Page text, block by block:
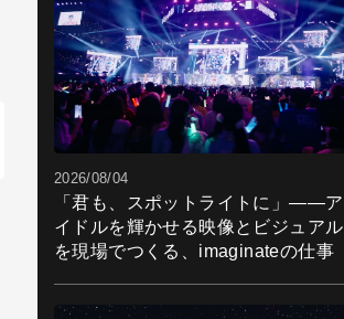
2026/08/04
「君も、スポットライトに」――ア
イドルを輝かせる映像とビジュアル
を現場でつくる、imaginateの仕事